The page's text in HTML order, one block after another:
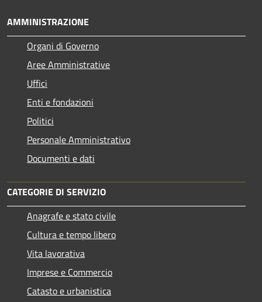
AMMINISTRAZIONE
Organi di Governo
Aree Amministrative
Uffici
Enti e fondazioni
Politici
Personale Amministrativo
Documenti e dati
CATEGORIE DI SERVIZIO
Anagrafe e stato civile
Cultura e tempo libero
Vita lavorativa
Imprese e Commercio
Catasto e urbanistica